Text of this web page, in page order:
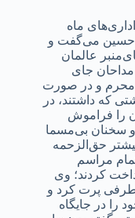
ماه
حسین می‌گفت و
عالمان
مداحان جای
محرم و در صورت
که داشتند، در
را فراموش
و سخنان بی‌مسما
حق‌الزحمه
مراسم
کردند؛ وی
طرفی پرت کرد و
را در جایگاه